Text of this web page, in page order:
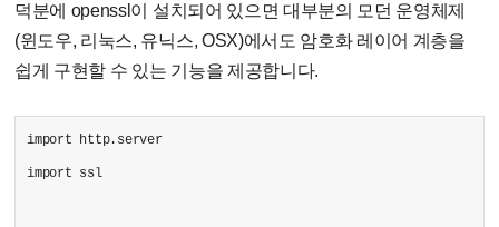
덕분에 openssl이 설치되어 있으면 대부분의 모던 운영체제
(윈도우, 리눅스, 유닉스, OSX)에서도 암호화 레이어 계층을
쉽게 구현할 수 있는 기능을 제공합니다.
import http.server
import ssl